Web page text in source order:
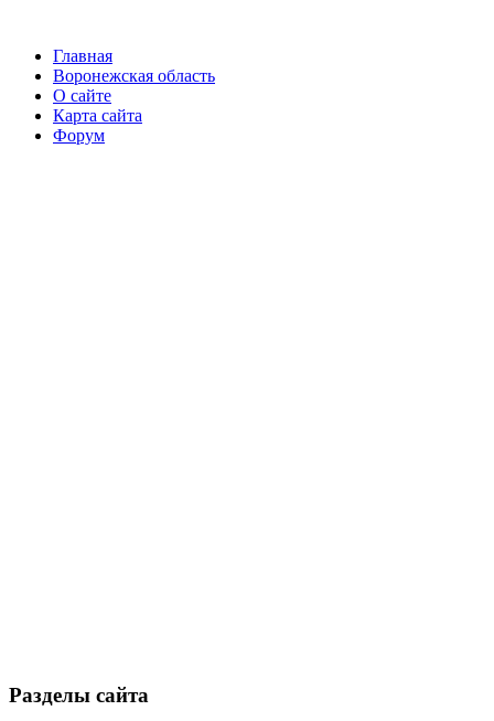
Главная
Воронежская область
О сайте
Карта сайта
Форум
Разделы сайта